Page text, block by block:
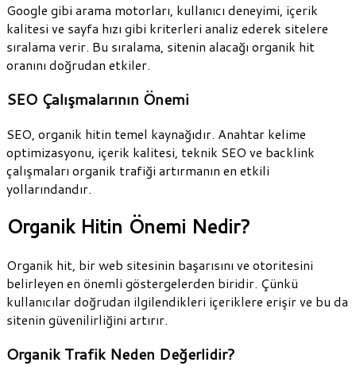
Google gibi arama motorları, kullanıcı deneyimi, içerik
kalitesi ve sayfa hızı gibi kriterleri analiz ederek sitelere
sıralama verir. Bu sıralama, sitenin alacağı organik hit
oranını doğrudan etkiler.
SEO Çalışmalarının Önemi
SEO, organik hitin temel kaynağıdır. Anahtar kelime
optimizasyonu, içerik kalitesi, teknik SEO ve backlink
çalışmaları organik trafiği artırmanın en etkili
yollarındandır.
Organik Hitin Önemi Nedir?
Organik hit, bir web sitesinin başarısını ve otoritesini
belirleyen en önemli göstergelerden biridir. Çünkü
kullanıcılar doğrudan ilgilendikleri içeriklere erişir ve bu da
sitenin güvenilirliğini artırır.
Organik Trafik Neden Değerlidir?